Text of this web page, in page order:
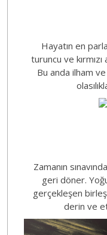
Hayatın en
turuncu ve
Bu anda ilham
Zamanın
geri döner.
gerçekleşen
derin ve